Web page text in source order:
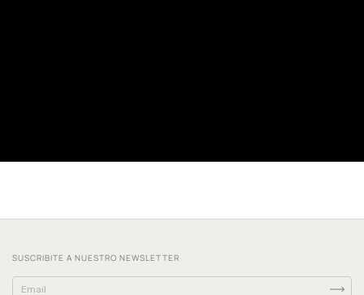
SUSCRIBITE A NUESTRO NEWSLETTER